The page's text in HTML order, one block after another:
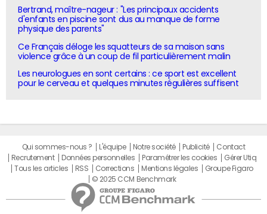
Bertrand, maître-nageur : "Les principaux accidents
d'enfants en piscine sont dus au manque de forme
physique des parents"
Ce Français déloge les squatteurs de sa maison sans
violence grâce à un coup de fil particulièrement malin
Les neurologues en sont certains : ce sport est excellent
pour le cerveau et quelques minutes régulières suffisent
Qui sommes-nous ? L'équipe Notre société Publicité
Contact
Recrutement
Données personnelles Paramétrer les cookies
Gérer Utiq
Tous les articles
RSS Corrections Mentions légales
Groupe Figaro
© 2025 CCM Benchmark